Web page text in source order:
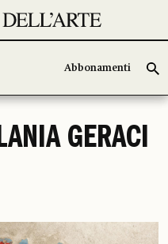
Abbonamenti
Abbonamenti
GERACI